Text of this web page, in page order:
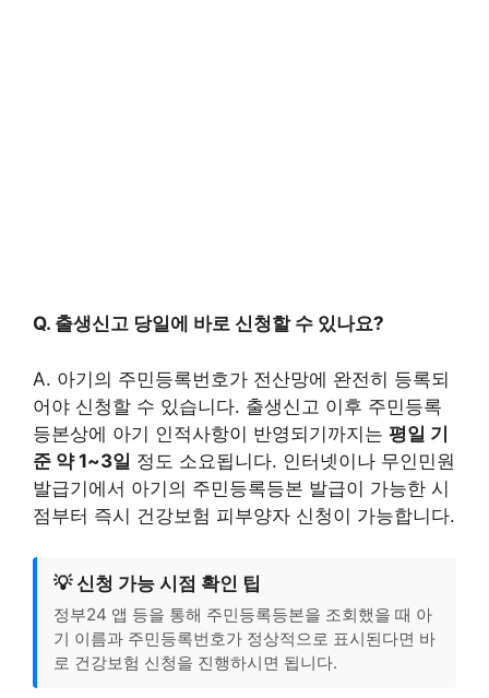
Q. 출생신고 당일에 바로 신청할 수 있나요?
A. 아기의 주민등록번호가 전산망에 완전히 등록되
어야 신청할 수 있습니다. 출생신고 이후 주민등록
등본상에 아기 인적사항이 반영되기까지는 평일 기
준 약 1~3일 정도 소요됩니다. 인터넷이나 무인민원
발급기에서 아기의 주민등록등본 발급이 가능한 시
점부터 즉시 건강보험 피부양자 신청이 가능합니다.
💡 신청 가능 시점 확인 팁
정부24 앱 등을 통해 주민등록등본을 조회했을 때 아
기 이름과 주민등록번호가 정상적으로 표시된다면 바
로 건강보험 신청을 진행하시면 됩니다.